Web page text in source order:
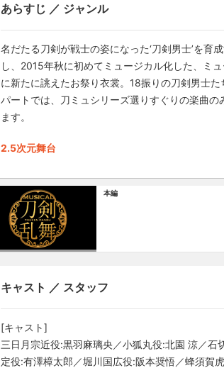
あらすじ ／ ジャンル
名だたる刀剣が戦士の姿になった‘刀剣男士’を
し、2015年秋に初めてミュージカル化した、ミ
に新たに誂えたお祭り衣裳。18振りの刀剣男士
パートでは、刀ミュシリーズ選りすぐりの楽曲
ます。
2.5次元舞台
本編
キャスト ／ スタッフ
[キャスト]
三日月宗近役:黒羽麻璃央／小狐丸役:北園 涼／
定役:有澤樟太郎／堀川国広役:阪本奨悟／蜂須賀